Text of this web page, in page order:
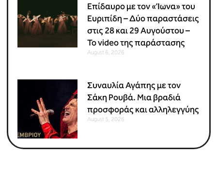
Επίδαυρο με τον «Ίωνα» του
Ευριπίδη – Δύο παραστάσεις
στις 28 και 29 Αυγούστου –
Το video της παράστασης
August 6, 2026
Συναυλία Αγάπης με τον
Σάκη Ρουβά. Μια βραδιά
προσφοράς και αλληλεγγύης
August 5, 2026